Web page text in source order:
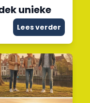
unieke
Lees verder